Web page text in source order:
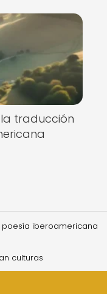
traducción
poesía iberoamericana
culturas